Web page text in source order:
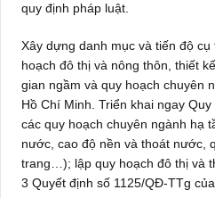
quy định pháp luật.
Xây dựng danh mục và tiến độ
hoạch đô thị và nông thôn, thiết
gian ngầm và quy hoạch chuyên
Hồ Chí Minh. Triển khai ngay
các quy hoạch chuyên ngành hạ
nước, cao độ nền và thoát nước,
trang…); lập quy hoạch đô thị và
3 Quyết định số 1125/QĐ-TTg